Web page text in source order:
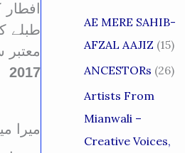
طبلے
2017
میرا
AE MERE SAHIB-
AFZAL AAJIZ (15)
ANCESTORs (26)
Artists From
Mianwali –
Creative Voices,